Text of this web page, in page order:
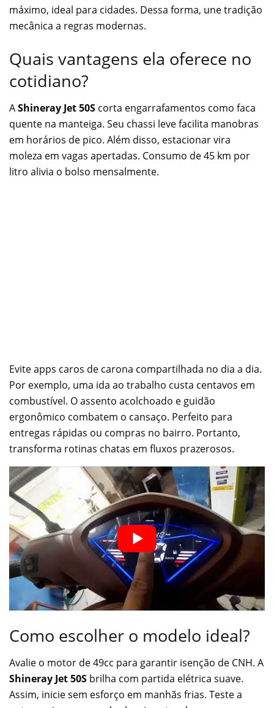
máximo, ideal para cidades. Dessa forma, une tradição
mecânica a regras modernas.
Quais vantagens ela oferece no
cotidiano?
AShineray Jet 50S corta engarrafamentos como faca
quente na manteiga. Seu chassi leve facilita manobras
em horários de pico. Além disso, estacionar vira
moleza em vagas apertadas. Consumo de 45 km por
litro alivia o bolso mensalmente.
Evite apps caros de carona compartilhada no dia a dia.
Por exemplo, uma ida ao trabalho custa centavos em
combustível. O assento acolchoado e guidão
ergonômico combatem o cansaço. Perfeito para
entregas rápidas ou compras no bairro. Portanto,
transforma rotinas chatas em fluxos prazerosos.
Como escolher o modelo ideal?
Avalie o motor de 49cc para garantir isenção de CNH. A
Shineray Jet 50S brilha com partida elétrica suave.
Assim, inicie sem esforço em manhãs frias. Teste a